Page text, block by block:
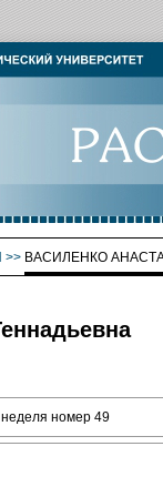
>> ВАСИЛЕНКО
номер 49